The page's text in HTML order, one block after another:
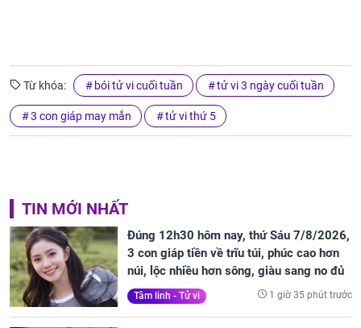
Từ khóa: bói tử vi cuối tuần tử vi 3 ngày cuối tuần
3 con giáp may mắn tử vi thứ 5
TIN MỚI NHẤT
Đúng 12h30 hôm nay, thứ Sáu 7/8/2026,
3 con giáp tiền về trĩu túi, phúc cao hơn
núi, lộc nhiều hơn sông, giàu sang no đủ
Tâm linh - Tử vi 1 giờ 35 phút trước